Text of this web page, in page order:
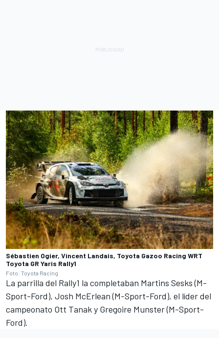
Sébastien Ogier, Vincent Landais, Toyota Gazoo Racing WRT
Toyota GR Yaris Rally1
Foto: Toyota Racing
La parrilla del Rally1 la completaban Martins Sesks (M-
Sport-Ford), Josh McErlean (M-Sport-Ford), el líder del
campeonato Ott Tanaky Gregoire Munster(M-Sport-
Ford).